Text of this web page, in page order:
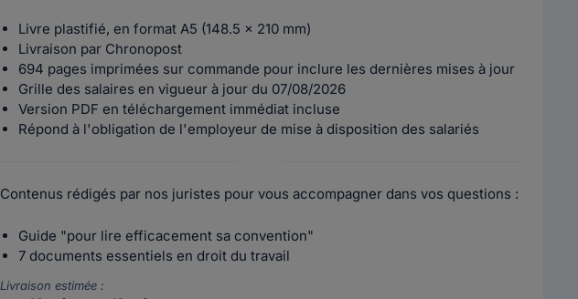
Livre plastifié, en format A5 (148.5 x 210 mm)
Livraison par Chronopost
694 pages imprimées sur commande pour inclure les dernières mises à jour
Grille des salaires en vigueur à jour du 07/08/2026
Version PDF en téléchargement immédiat incluse
Répond à l'obligation de l'employeur de mise à disposition des salariés
Contenus rédigés par nos juristes pour vous accompagner dans vos questions :
Guide "pour lire efficacement sa convention"
7 documents essentiels en droit du travail
Livraison estimée :